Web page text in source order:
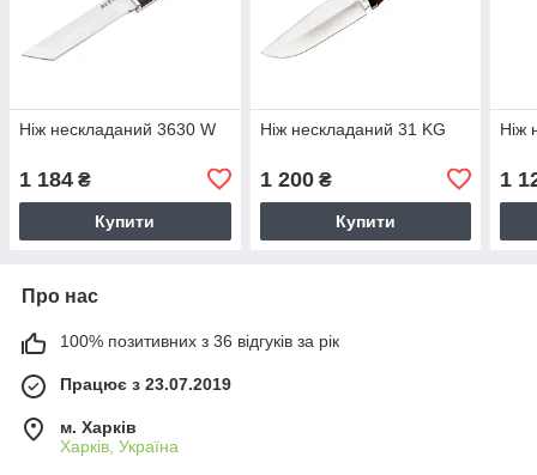
Ніж нескладаний 3630 W
1 184 ₴
Купити
Ніж нескладаний 31 KG
1 200₴
Купити
Ніж
1
Про нас
100% позитивних з 36 відгуків за рік
Працює з 23.07.2019
м. Харків
Харків, Україна